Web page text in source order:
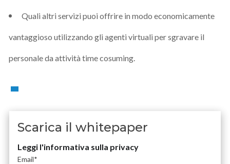
Quali altri servizi puoi offrire in modo economicamente
vantaggioso utilizzando gli agenti virtuali per sgravare il
personale da attività time cosuming.
Scarica il whitepaper
Leggi l'informativa sulla privacy
Email*